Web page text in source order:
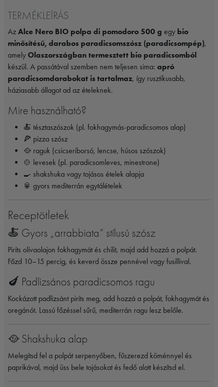
TERMÉKLEÍRÁS
Az Alce Nero BIO polpa di pomodoro 500 g egy bio
minősítésű, darabos paradicsomszósz (paradicsompép),
amely Olaszországban termesztett bio paradicsomból
készül. A passátával szemben nem teljesen sima: apró
paradicsomdarabokat is tartalmaz, így rusztikusabb,
háziasabb állagot ad az ételeknek.
Mire használható?
🍝 tésztaszószok (pl. fokhagymás-paradicsomos alap)
🍕 pizza szósz
🥘 raguk (csicseriborsó, lencse, húsos szószok)
🍲 levesek (pl. paradicsomleves, minestrone)
🍳 shakshuka vagy tojásos ételek alapja
🥫 gyors mediterrán egytálételek
Receptötletek
🍝 Gyors „arrabbiata” stílusú szósz
Piríts olívaolajon fokhagymát és chilit, majd add hozzá a polpát.
Főzd 10–15 percig, és keverd össze pennével vagy fusillival.
🍆 Padlizsános paradicsomos ragu
Kockázott padlizsánt piríts meg, add hozzá a polpát, fokhagymát és
oregánót. Lassú főzéssel sűrű, mediterrán ragu lesz belőle.
🥘 Shakshuka alap
Melegítsd fel a polpát serpenyőben, fűszerezd köménnyel és
paprikával, majd üss bele tojásokat és fedő alatt készítsd el.